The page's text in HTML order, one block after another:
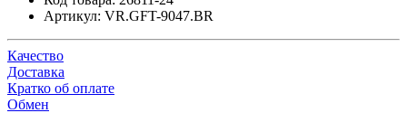
Артикул: VR.GFT-9047.BR
Качество
Доставка
Кратко об оплате
Обмен